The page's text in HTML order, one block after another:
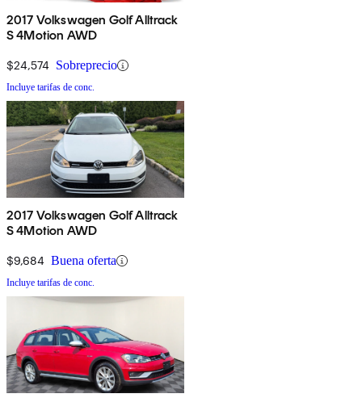
2017 Volkswagen Golf Alltrack
S 4Motion AWD
$24,574 Sobreprecio
Incluye tarifas de conc.
2017 Volkswagen Golf Alltrack
S 4Motion AWD
$9,684 Buena oferta
Incluye tarifas de conc.